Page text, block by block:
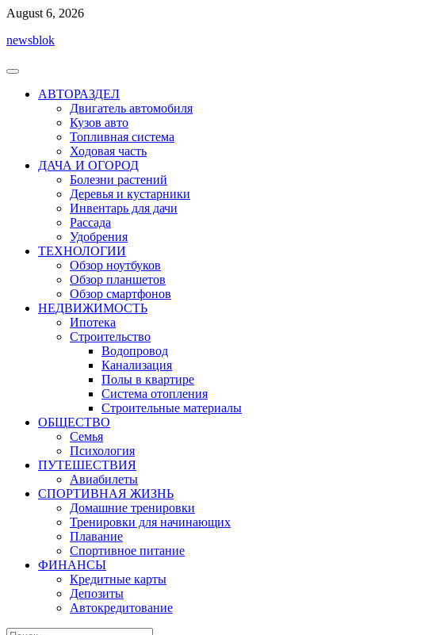
Перейти
содержимому
August 6, 2026
newsblok
АВТОРАЗДЕЛ
Двигатель автомобиля
Кузов авто
Топливная система
Ходовая часть
ДАЧА И ОГОРОД
Болезни растений
Деревья и кустарники
Инвентарь для дачи
Рассада
Удобрения
ТЕХНОЛОГИИ
Обзор ноутбуков
Обзор планшетов
Обзор смартфонов
НЕДВИЖИМОСТЬ
Ипотека
Строительство
Водопровод
Канализация
Полы в квартире
Система отопления
Строительные материалы
ОБЩЕСТВО
Семья
Психология
ПУТЕШЕСТВИЯ
Авиабилеты
СПОРТИВНАЯ ЖИЗНЬ
Домашние тренировки
Тренировки для начинающих
Плавание
Спортивное питание
ФИНАНСЫ
Кредитные карты
Депозиты
Автокредитование